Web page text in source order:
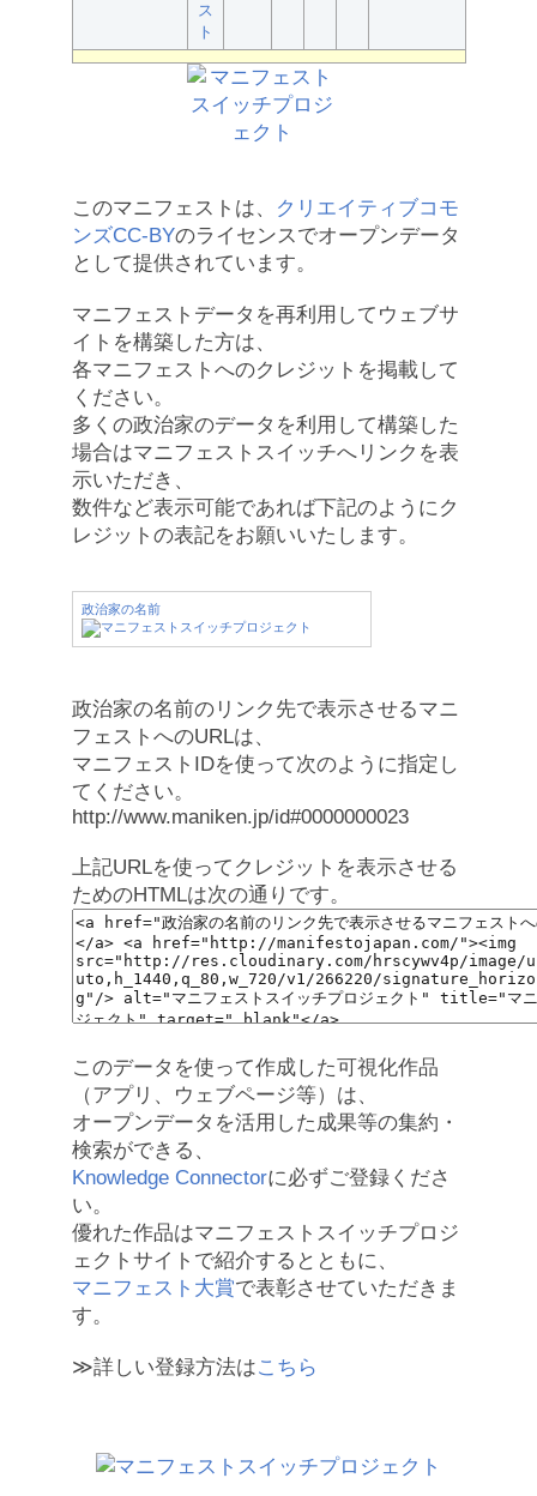
ス
ト
このマニフェストは、
クリエイティブコモ
ンズCC-BYのライセンスでオープンデータ
として提供されています。
マニフェストデータを再利用してウェブサ
イトを構築した方は、
各マニフェストへのクレジットを掲載して
ください。
多くの政治家のデータを利用して構築した
場合はマニフェストスイッチへリンクを表
示いただき、
数件など表示可能であれば下記のようにク
レジットの表記をお願いいたします。
政治家の名前
政治家の名前のリンク先で表示させるマニ
フェストへのURLは、
マニフェストIDを使って次のように指定し
てください。
http://www.maniken.jp/id#0000000023
上記URLを使ってクレジットを表示させる
ためのHTMLは次の通りです。
このデータを使って作成した可視化作品
（アプリ、ウェブページ等）は、
オープンデータを活用した成果等の集約・
検索ができる、
Knowledge Connectorに必ずご登録くださ
い。
優れた作品はマニフェストスイッチプロジ
ェクトサイトで紹介するとともに、
マニフェスト大賞で表彰させていただきま
す。
≫詳しい登録方法はこちら